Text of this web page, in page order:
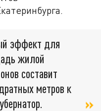
эффект для
жилой
составит
метров к